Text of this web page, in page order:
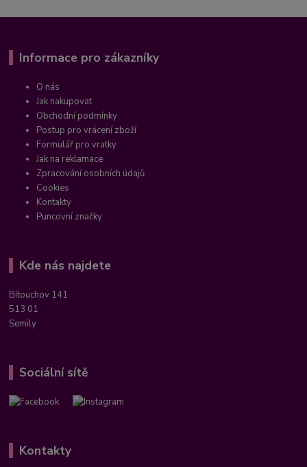
Informace pro zákazníky
O nás
Jak nakupovat
Obchodní podmínky
Postup pro vrácení zboží
Formulář pro vratky
Jak na reklamace
Zpracování osobních údajů
Cookies
Kontakty
Puncovní značky
Kde nás najdete
Bítouchov 141
513 01
Semily
Sociální sítě
Kontakty